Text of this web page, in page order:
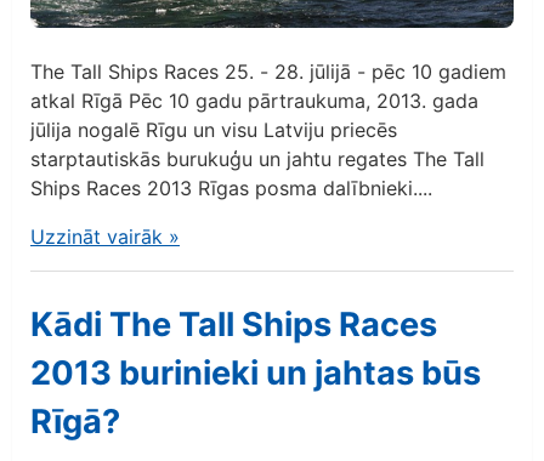
The Tall Ships Races 25. - 28. jūlijā - pēc 10 gadiem
atkal Rīgā Pēc 10 gadu pārtraukuma, 2013. gada
jūlija nogalē Rīgu un visu Latviju priecēs
starptautiskās burukuģu un jahtu regates The Tall
Ships Races 2013 Rīgas posma dalībnieki....
Uzzināt vairāk »
Kādi The Tall Ships Races
2013 burinieki un jahtas būs
Rīgā?